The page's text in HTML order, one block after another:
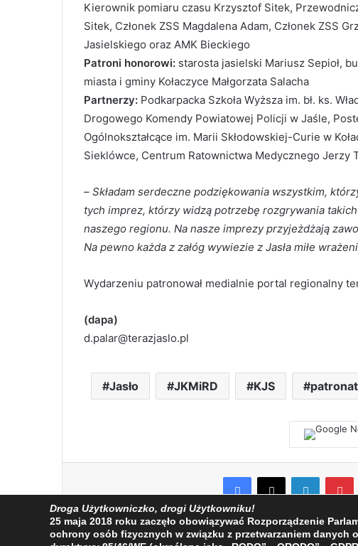
Kierownik pomiaru czasu Krzysztof Sitek,
Sitek, Członek ZSS Magdalena Adam, Członek ZSS
Jasielskiego oraz AMK Bieckiego
Patroni honorowi: starosta jasielski Mariusz Sepioł,
miasta i gminy Kołaczyce Małgorzata Salacha
Partnerzy: Podkarpacka Szkoła Wyższa im. bł. ks.
Drogowego Komendy Powiatowej Policji w Jaśle,
Ogólnokształcące im. Marii Skłodowskiej-Curie w
Sieklówce, Centrum Ratownictwa Medycznego Jerzy
– Składam serdeczne podziękowania wszystkim,
tych imprez, którzy widzą potrzebę rozgrywania
naszego regionu. Na nasze imprezy przyjeżdżają
Na pewno każda z załóg wywiezie z Jasła miłe
Wydarzeniu patronował medialnie portal regionalny
(dapa)
d.palar@terazjaslo.pl
Jasło JKMiRD KJS
Facebook
X LinkedIn
Droga Użytkowniczko, drogi Użytkowniku!
25 maja 2018 roku zaczęło obowiązywać Rozporządzenie
ochrony osób fizycznych w związku z przetwarzaniem